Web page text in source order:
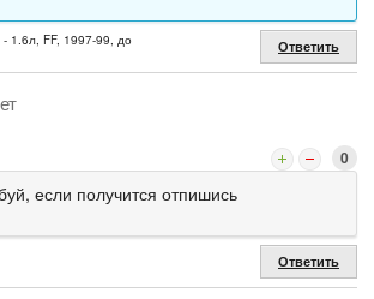
1.6л, FF, 1997-99, до
Ответить
0
если получится отпишись
Ответить